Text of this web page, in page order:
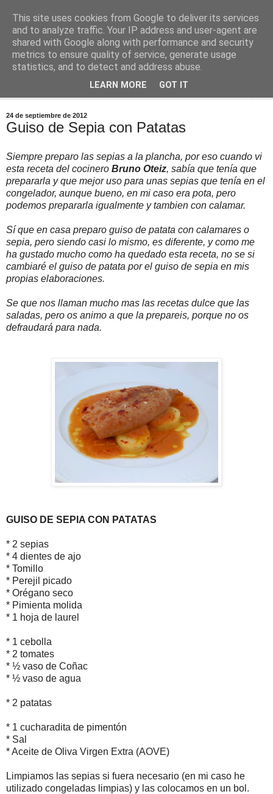
Comoju
La Cocina del Día a Día y el día a día de la Gastronomía
24 de septiembre de 2012
Guiso de Sepia con Patatas
Siempre preparo las sepias a la plancha, por eso cuando vi
esta receta del cocinero Bruno Oteiz, sabía que tenía que
prepararla y que mejor uso para unas sepias que tenía en el
congelador, aunque bueno, en mi caso era pota, pero
podemos prepararla igualmente y tambien con calamar.
Sí que en casa preparo guiso de patata con calamares o
sepia, pero siendo casi lo mismo, es diferente, y como me
ha gustado mucho como ha quedado esta receta, no se si
cambiaré el guiso de patata por el guiso de sepia en mis
propias elaboraciones.
Se que nos llaman mucho mas las recetas dulce que las
saladas, pero os animo a que la prepareis, porque no os
defraudará para nada.
GUISO DE SEPIA CON PATATAS
* 2 sepias
* 4 dientes de ajo
* Tomillo
* Perejil picado
* Orégano seco
* Pimienta molida
* 1 hoja de laurel
* 1 cebolla
* 2 tomates
* ½ vaso de Coñac
* ½ vaso de agua
* 2 patatas
* 1 cucharadita de pimentón
* Sal
* Aceite de Oliva Virgen Extra (AOVE)
Limpiamos las sepias si fuera necesario (en mi caso he
utilizado congeladas limpias) y las colocamos en un bol.
This site uses cookies from Google to deliver its services
and to analyze traffic. Your IP address and user-agent are
shared with Google along with performance and security
metrics to ensure quality of service, generate usage
statistics, and to detect and address abuse.
LEARN MORE GOT IT